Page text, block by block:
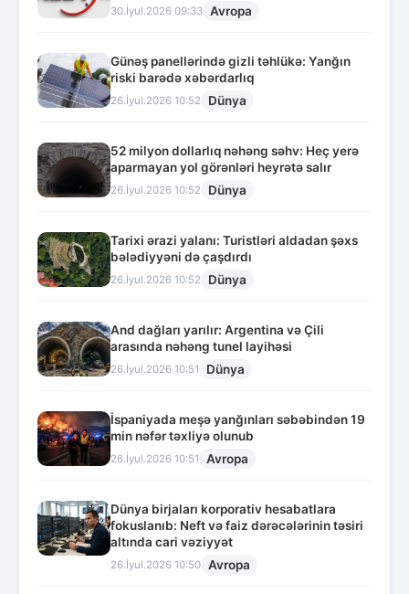
30.İyul.2026 09:33 Avropa
Günəş panellərində gizli təhlükə: Yanğın
riski barədə xəbərdarlıq
26.İyul.2026 10:52 Dünya
52 milyon dollarlıq nəhəng səhv: Heç yerə
aparmayan yol görənləri heyrətə salır
26.İyul.2026 10:52 Dünya
Tarixi ərazi yalanı: Turistləri aldadan şəxs
bələdiyyəni də çaşdırdı
26.İyul.2026 10:52 Dünya
And dağları yarılır: Argentina və Çili
arasında nəhəng tunel layihəsi
26.İyul.2026 10:51 Dünya
İspaniyada meşə yanğınları səbəbindən 19
min nəfər təxliyə olunub
26.İyul.2026 10:51 Avropa
Dünya birjaları korporativ hesabatlara
fokuslanıb: Neft və faiz dərəcələrinin təsiri
altında cari vəziyyət
26.İyul.2026 10:50 Avropa